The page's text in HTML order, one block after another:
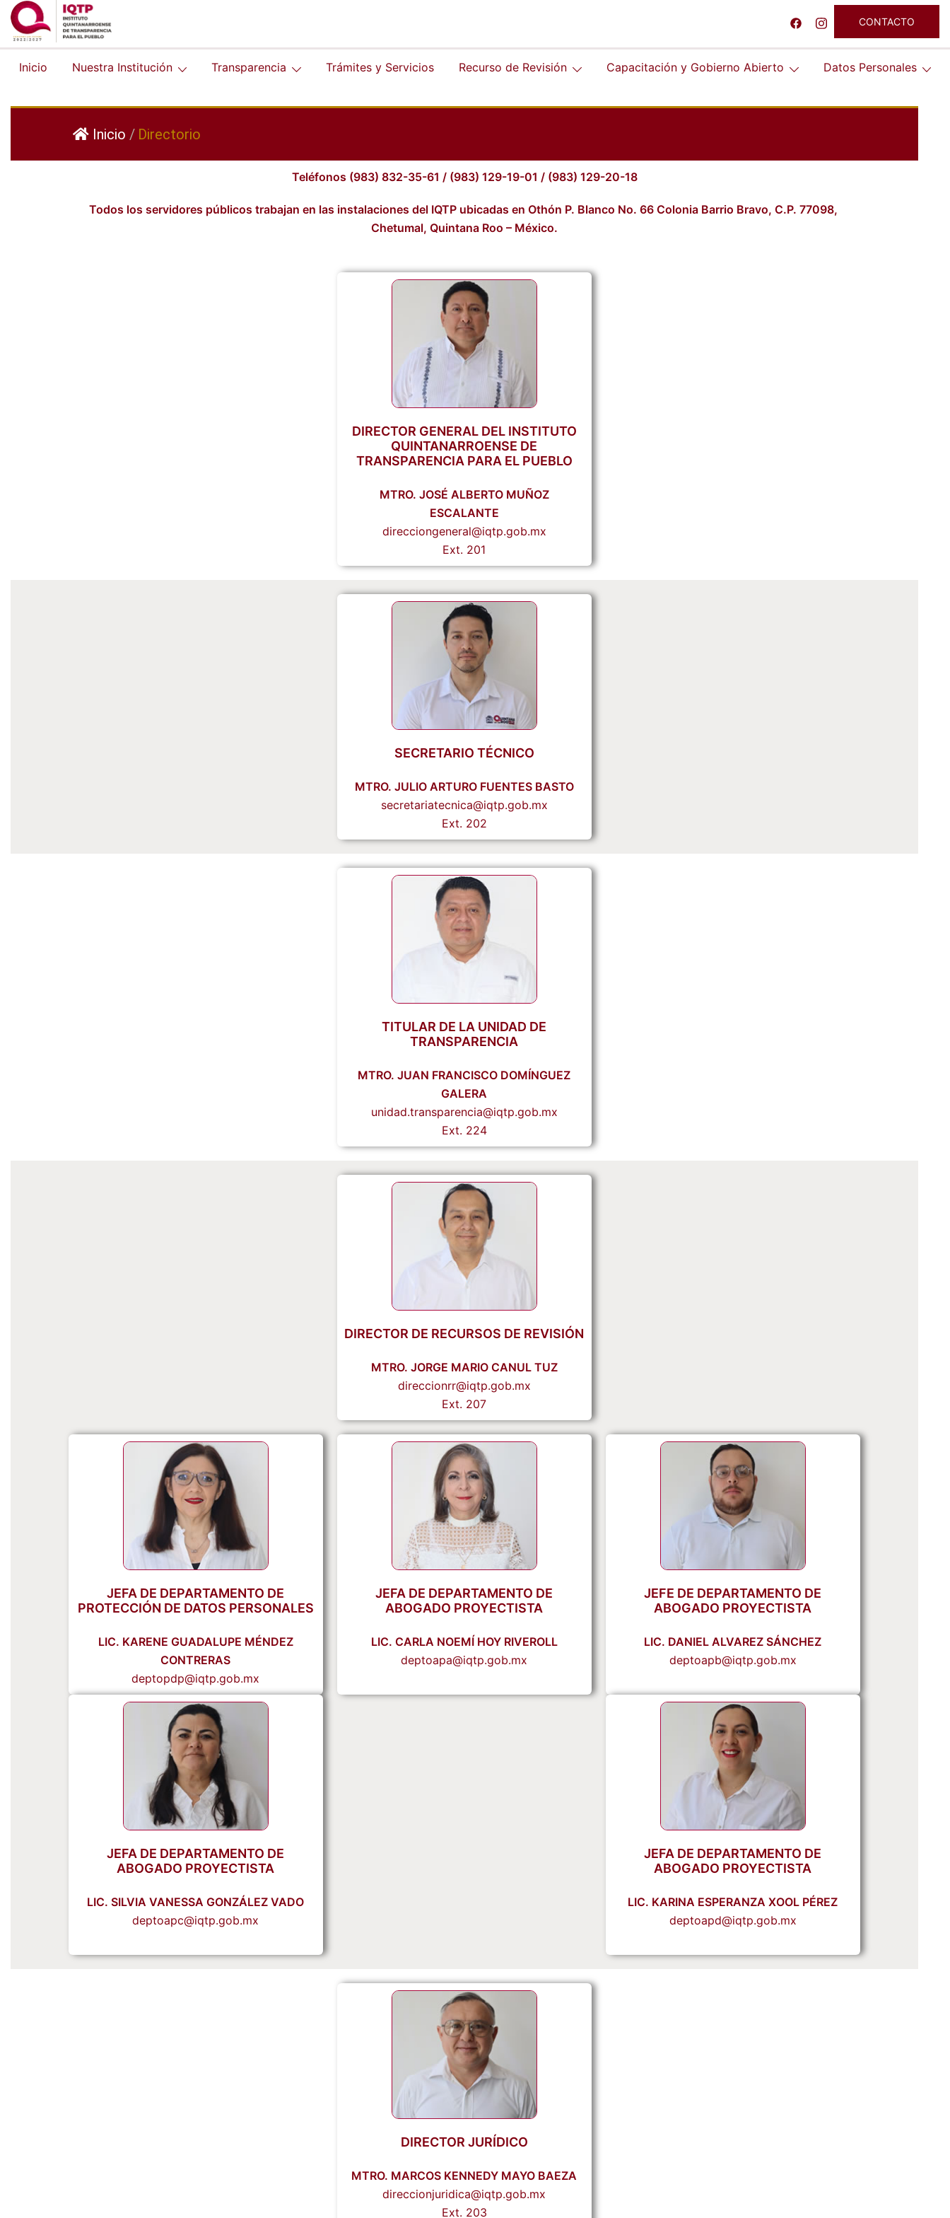
CONTACTO
Inicio Nuestra Institución Transparencia Trámites y Servicios Recurso de Revisión Capacitación y Gobierno Abierto Datos Personales
Inicio / Directorio
Teléfonos (983) 832-35-61 / (983) 129-19-01 / (983) 129-20-18
Todos los servidores públicos trabajan en las instalaciones del IQTP ubicadas en Othón P. Blanco No. 66 Colonia Barrio Bravo, C.P. 77098,
Chetumal, Quintana Roo – México.
DIRECTOR GENERAL DEL INSTITUTO
QUINTANARROENSE DE
TRANSPARENCIA PARA EL PUEBLO
MTRO. JOSÉ ALBERTO MUÑOZ
ESCALANTE
direcciongeneral@iqtp.gob.mx
Ext. 201
SECRETARIO TÉCNICO
MTRO. JULIO ARTURO FUENTES BASTO
secretariatecnica@iqtp.gob.mx
Ext. 202
TITULAR DE LA UNIDAD DE
TRANSPARENCIA
MTRO. JUAN FRANCISCO DOMÍNGUEZ
GALERA
unidad.transparencia@iqtp.gob.mx
Ext. 224
DIRECTOR DE RECURSOS DE REVISIÓN
MTRO. JORGE MARIO CANUL TUZ
direccionrr@iqtp.gob.mx
Ext. 207
JEFA DE DEPARTAMENTO DE
PROTECCIÓN DE DATOS PERSONALES
LIC. KARENE GUADALUPE MÉNDEZ
CONTRERAS
deptopdp@iqtp.gob.mx
JEFA DE DEPARTAMENTO DE
ABOGADO PROYECTISTA
LIC. SILVIA VANESSA GONZÁLEZ VADO
deptoapc@iqtp.gob.mx
JEFA DE DEPARTAMENTO DE
ABOGADO PROYECTISTA
LIC. CARLA NOEMÍ HOY RIVEROLL
deptoapa@iqtp.gob.mx
JEFE DE DEPARTAMENTO DE
ABOGADO PROYECTISTA
LIC. DANIEL ALVAREZ SÁNCHEZ
deptoapb@iqtp.gob.mx
JEFA DE DEPARTAMENTO DE
ABOGADO PROYECTISTA
LIC. KARINA ESPERANZA XOOL PÉREZ
deptoapd@iqtp.gob.mx
DIRECTOR JURÍDICO
MTRO. MARCOS KENNEDY MAYO BAEZA
direccionjuridica@iqtp.gob.mx
Ext. 203